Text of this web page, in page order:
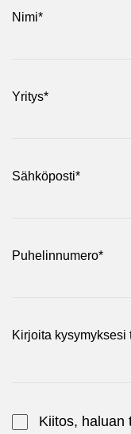
Nimi*
Yritys*
Sähköposti*
Puhelinnumero*
Kirjoita kysymyksesi
Kiitos, haluan